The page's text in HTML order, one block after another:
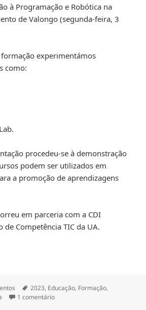
à Programação e Robótica na
de Valongo (segunda-feira, 3
experimentámos
como:
procedeu-se à demonstração
podem ser utilizados em
a promoção de aprendizagens
em parceria com a CDI
de Competência TIC da UA.
em Robótica Educativa: CDI
Etiquetas
2023, Educação, Formação,
1 comentárioem Formação em Robótica